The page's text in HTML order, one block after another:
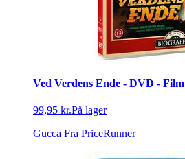
Ved Verdens Ende - DVD - Film
99,95 kr.På lager
Gucca Fra PriceRunner